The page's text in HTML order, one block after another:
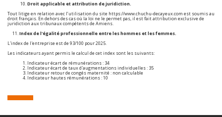
Droit applicable et attribution de juridiction.
Tout litige en relation avec l’utilisation du site https://www.chuchu-decayeux.com est soumis au
droit français. En dehors des cas où la loi ne le permet pas, il est fait attribution exclusive de
juridiction aux tribunaux compétents de Amiens.
11.Index de l'égalité professionnelle entre les hommes et les femmes.
L'index de l'entreprise est de 93/100 pour 2025.
Les indicateurs ayant permis le calcul de cet index sont les suivants:
Indicateur écart de rémunérations : 34
Indicateur écart de taux d'augmentations individuelles : 35
Indicateur retour de congés maternité : non calculable
Indicateur hautes rémunérations : 10